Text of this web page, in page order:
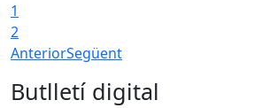
1
2
AnteriorSegüent
Butlletí digital